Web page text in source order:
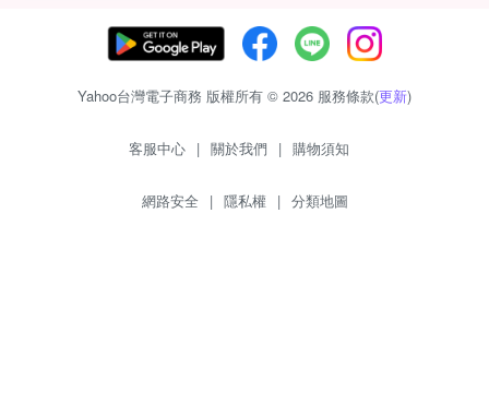
Yahoo台灣電子商務 版權所有 © 2026 服務條款(更新)
客服中心 | 關於我們 | 購物須知
網路安全 | 隱私權 | 分類地圖